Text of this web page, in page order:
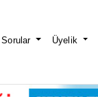
Sorular Üyelik